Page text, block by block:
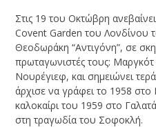
Στις 19 του Οκτώβρη
Covent Garden του Λονδίνου
Θεοδωράκη “Αντιγόνη”, σε
πρωταγωνιστές τους:
Νουρέγιεφ, και σημειώνει
άρχισε να γράφει το 1958
καλοκαίρι του 1959 στο
στη τραγωδία του Σοφοκλή.